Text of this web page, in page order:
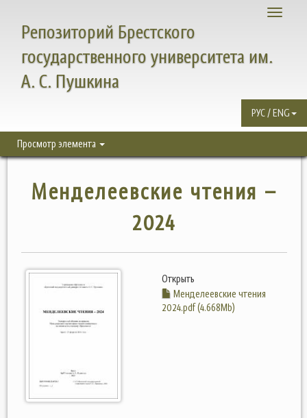
Toggle
Репозиторий Брестского
государственного университета им.
А. С. Пушкина
РУС / ENG
Просмотр элемента
Менделеевские чтения –
2024
Открыть
Менделеевские чтения
2024.pdf (4.668Mb)